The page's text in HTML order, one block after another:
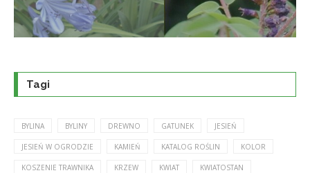
Tagi
BYLINA BYLINY DREWNO GATUNEK JESIEŃ
JESIEŃ W OGRODZIE KAMIEŃ KATALOG ROŚLIN KOLOR
KOSZENIE TRAWNIKA KRZEW KWIAT KWIATOSTAN